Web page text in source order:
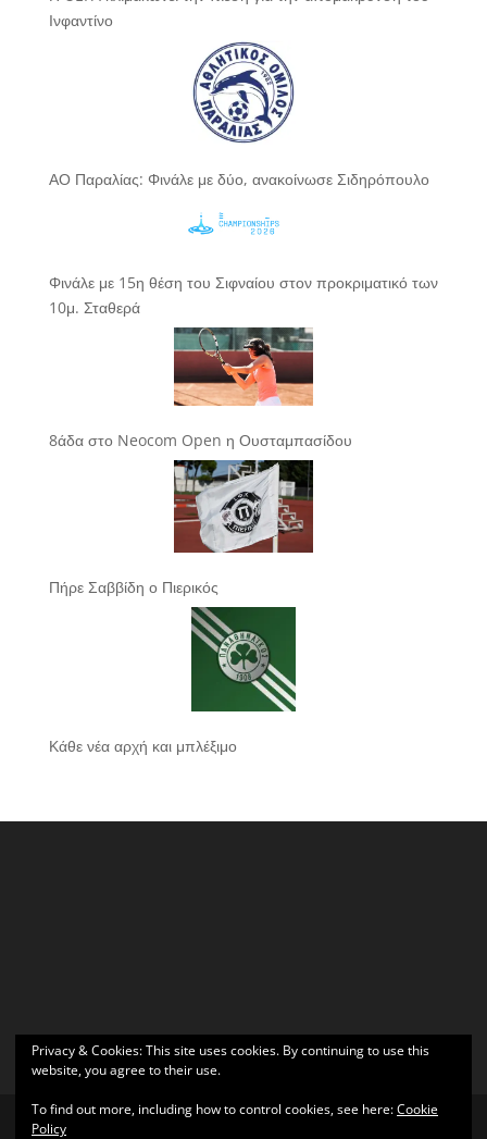
Ινφαντίνο
ΑΟ Παραλίας: Φινάλε με δύο, ανακοίνωσε Σιδηρόπουλο
Φινάλε με 15η θέση του Σιφναίου στον προκριματικό των
10μ. Σταθερά
8άδα στο Neocom Open η Ουσταμπασίδου
Πήρε Σαββίδη ο Πιερικός
Κάθε νέα αρχή και μπλέξιμο
Privacy & Cookies: This site uses cookies. By continuing to use this
website, you agree to their use.
To find out more, including how to control cookies, see here:Cookie
Policy